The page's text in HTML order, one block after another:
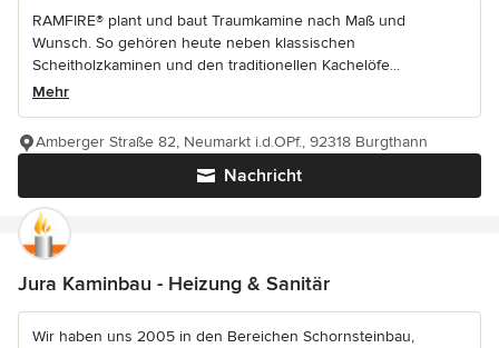
RAMFIRE® plant und baut Traumkamine nach Maß und
Wunsch. So gehören heute neben klassischen
Scheitholzkaminen und den traditionellen Kachelöfe...
Mehr
Nachricht
Amberger Straße 82, Neumarkt i.d.OPf., 92318 Burgthann
Jura Kaminbau - Heizung & Sanitär
Wir haben uns 2005 in den Bereichen Schornsteinbau,